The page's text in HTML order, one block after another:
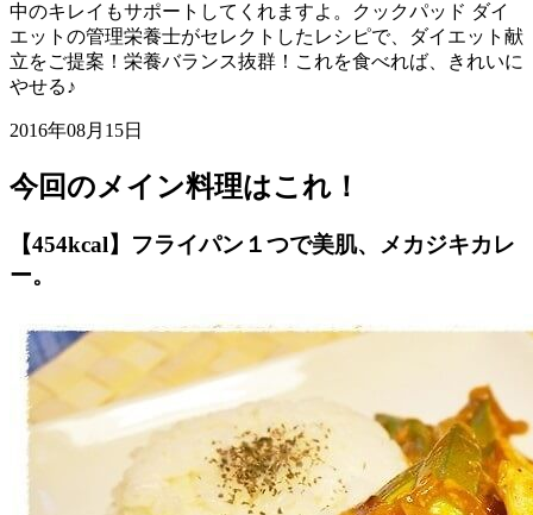
中のキレイもサポートしてくれますよ。クックパッド ダイ
エットの管理栄養士がセレクトしたレシピで、ダイエット献
立をご提案！栄養バランス抜群！これを食べれば、きれいに
やせる♪
2016年08月15日
今回のメイン料理はこれ！
【454kcal】フライパン１つで美肌、メカジキカレ
ー。